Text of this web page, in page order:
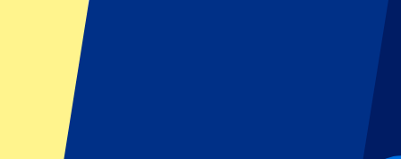
Real Madrid vs Girona FC
10 de abril de 2026 a las 21:00 • Madrid, España
Fecha confirmada
Reglamento del organizador: No se permiten aficionados
Este evento ha terminado